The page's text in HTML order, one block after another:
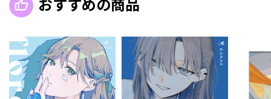
おすすめの商品